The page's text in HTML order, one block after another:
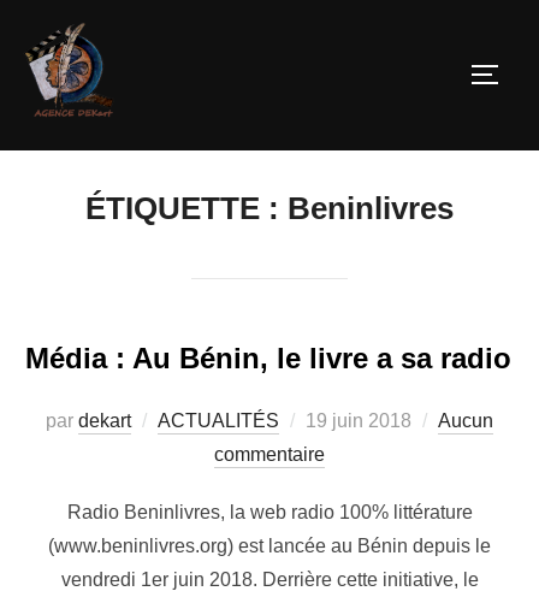
ÉTIQUETTE : Beninlivres
Média : Au Bénin, le livre a sa radio
par dekart ACTUALITÉS 19 juin 2018
Aucun
commentaire
Radio Beninlivres, la web radio 100% littérature
(www.beninlivres.org) est lancée au Bénin depuis le
vendredi 1er juin 2018. Derrière cette initiative, le